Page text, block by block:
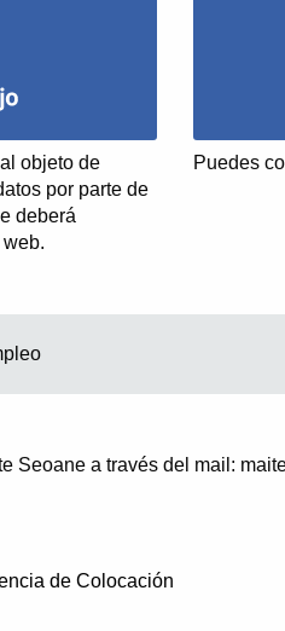
objeto de
por parte de
deberá
Puedes
Seoane a través del mail:
de Colocación